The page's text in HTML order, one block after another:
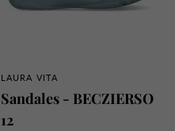
APERÇU RAPIDE
LAURA VITA
Sandales - BECZIERSO
12